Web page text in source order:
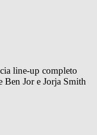
line-up completo
Ben Jor e Jorja Smith